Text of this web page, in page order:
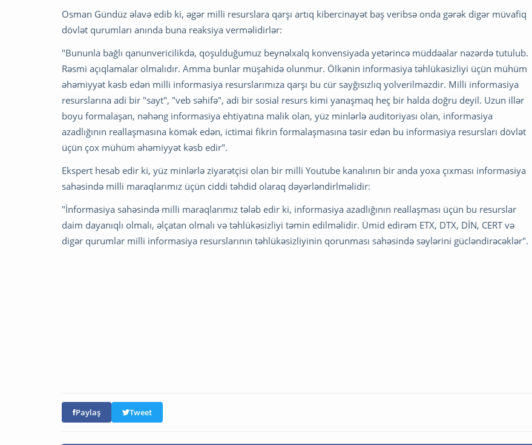
Osman Gündüz əlavə edib ki, əgər milli resurslara qarşı artıq kibercinayət baş veribsə onda gərək digər müvafiq
dövlət qurumları anında buna reaksiya verməlidirlər:
"Bununla bağlı qanunvericilikdə, qoşulduğumuz beynəlxalq konvensiyada yetərincə müddəalar nəzərdə tutulub.
Rəsmi açıqlamalar olmalıdır. Amma bunlar müşahidə olunmur. Ölkənin informasiya təhlükəsizliyi üçün mühüm
əhəmiyyət kəsb edən milli informasiya resurslarımıza qarşı bu cür sayğısızlıq yolverilməzdir. Milli informasiya
resurslarına adi bir "sayt", "veb səhifə", adi bir sosial resurs kimi yanaşmaq heç bir halda doğru deyil. Uzun illər
boyu formalaşan, nəhəng informasiya ehtiyatına malik olan, yüz minlərlə auditoriyası olan, informasiya
azadlığının reallaşmasına kömək edən, ictimai fikrin formalaşmasına təsir edən bu informasiya resursları dövlət
üçün çox mühüm əhəmiyyət kəsb edir".
Ekspert hesab edir ki, yüz minlərlə ziyarətçisi olan bir milli Youtube kanalının bir anda yoxa çıxması informasiya
sahəsində milli maraqlarımız üçün ciddi təhdid olaraq dəyərləndirlməlidir:
"İnformasiya sahəsində milli maraqlarımız tələb edir ki, informasiya azadlığının reallaşması üçün bu resurslar
daim dayanıqlı olmalı, əlçatan olmalı və təhlükəsizliyi təmin edilməlidir. Ümid edirəm ETX, DTX, DİN, CERT və
digər qurumlar milli informasiya resurslarının təhlükəsizliyinin qorunması sahəsində səylərini gücləndirəcəklər".
Paylaş Tweet